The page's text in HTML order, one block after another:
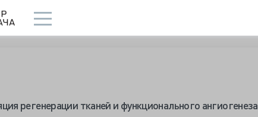
регенерации тканей и функционального ангиогенеза